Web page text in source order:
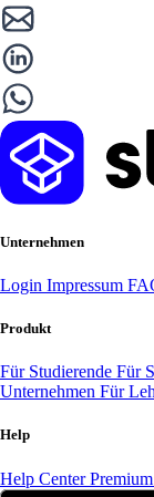
Unternehmen
Login Impressum
Produkt
Für Studierende Für
Unternehmen Für
Help
Help Center